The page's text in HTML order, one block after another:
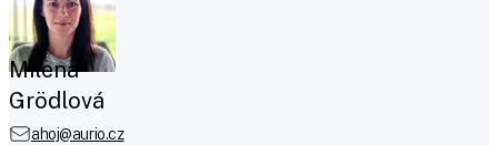
Milena
Grödlová
ahoj@aurio.cz